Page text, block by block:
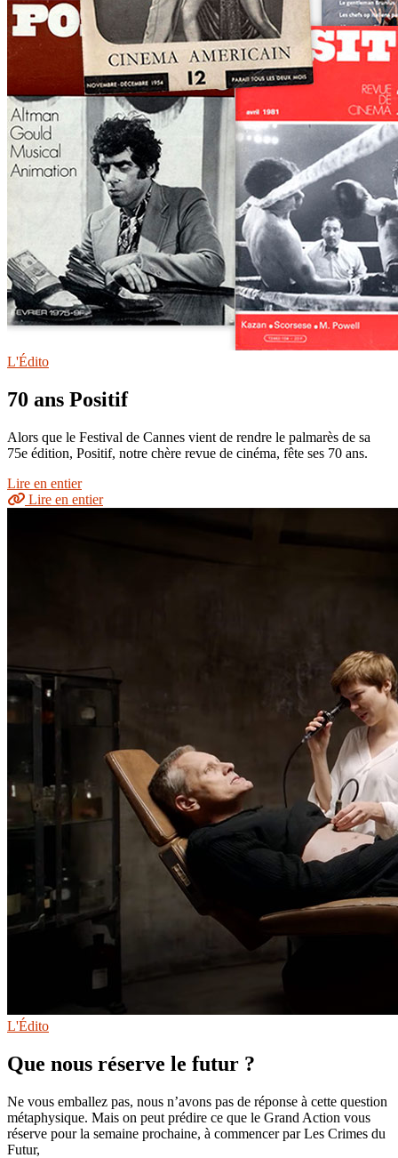
L'Édito
70 ans Positif
Alors que le Festival de Cannes vient de rendre le palmarès de sa
75e édition, Positif, notre chère revue de cinéma, fête ses 70 ans.
Lire en entier
Lire en entier
L'Édito
Que nous réserve le futur ?
Ne vous emballez pas, nous n’avons pas de réponse à cette question
métaphysique. Mais on peut prédire ce que le Grand Action vous
réserve pour la semaine prochaine, à commencer par Les Crimes du
Futur,